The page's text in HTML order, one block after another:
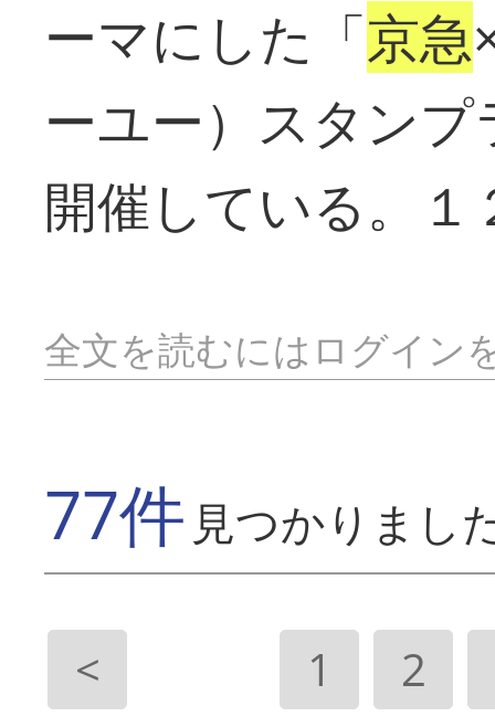
ーマにした「京急
ーユー）スタン
開催している。
全文を読むにはログイン
77件 見つかりまし
< 1 2